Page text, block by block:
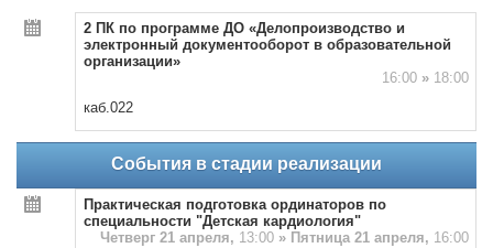
2 ПК по программе ДО «Делопроизводство и
электронный документооборот в образовательной
организации»
16:00 »18:00
каб.022
События в стадии реализации
Практическая подготовка ординаторов по
специальности "Детская кардиология"
Четверг 21 апреля, 13:00 » Пятница 21 апреля, 16:00